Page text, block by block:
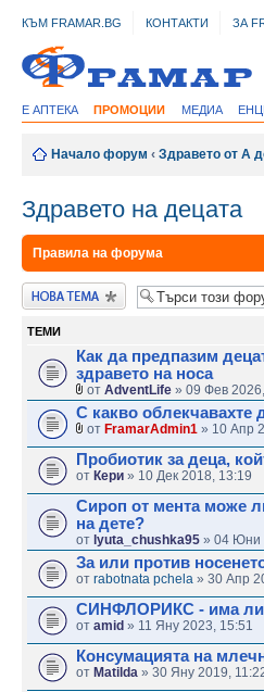
КЪМ FRAMAR.BG КОНТАКТИ ЗА
Е АПТЕКА ПРОМОЦИИ МЕДИА
Начало форум ‹ Здравето от А
Здравето на децата
Правила на форума
Публикувай нова
тема
ТЕМИ
Как да предпазим
здравето на носа
от AdventLife » 09 Фев
С какво облекчавахте
от FramarAdmin1 » 10 Апр
Пробиотик за деца,
от Кери » 10 Дек 2018, 13:19
Сироп от мента може
на дете?
от lyuta_chushka95 » 04 Юни
За или против
от rabotnata pchela » 30 Апр
СИНФЛОРИКС - има ли
от amid » 11 Яну 2023, 15:51
Консумацията на
от Matilda » 30 Яну 2019,